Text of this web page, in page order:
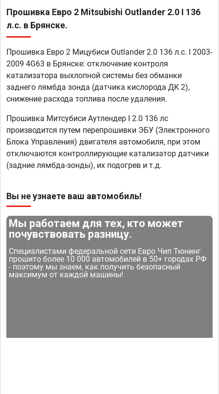
Прошивка Евро 2 Mitsubishi Outlander 2.0 I 136
л.с. в Брянске.
Прошивка Евро 2 Мицубиси Outlander 2.0 136 л.с. I 2003-
2009 4G63 в Брянске: отключение контроля
катализатора выхлопной системы без обманки
заднего лямбда зонда (датчика кислорода ДК 2),
снижение расхода топлива после удаления.
Прошивка Митсубиси Аутлендер I 2.0 136 лс
производится путем перепрошивки ЭБУ (Электронного
Блока Управления) двигателя автомобиля, при этом
отключаются контроллирующие катализатор датчики
(задние лямбда-зонды), их подогрев и т.д.
Вы не узнаете ваш автомобиль!
Мы работаем для тех, кто может
почувствовать разницу.
Специалистами федеральной сети Евро Чип Тюнинг
прошито более 10 000 автомобилей в 50+ городах РФ
- поэтому мы знаем, как получить безопасный
максимум от каждой машины!